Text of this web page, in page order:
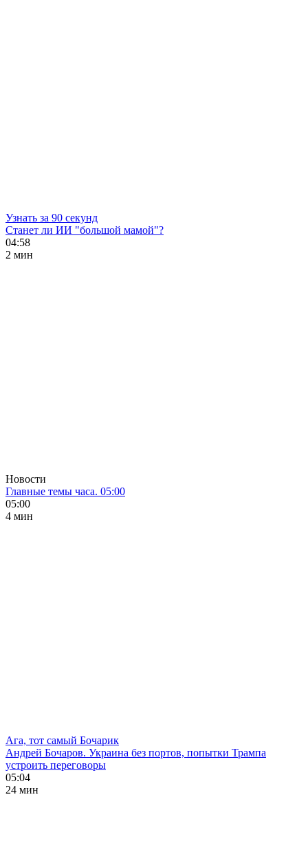
Узнать за 90 секунд
Станет ли ИИ "большой мамой"?
04:58
2 мин
Новости
Главные темы часа. 05:00
05:00
4 мин
Ага, тот самый Бочарик
Андрей Бочаров. Украина без портов, попытки Трампа
устроить переговоры
05:04
24 мин